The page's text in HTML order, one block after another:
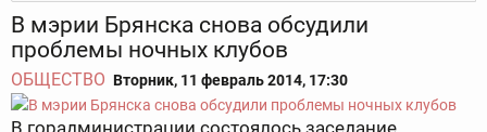
В мэрии Брянска снова обсудили
проблемы ночных клубов
ОБЩЕСТВО Вторник, 11 февраль 2014, 17:30